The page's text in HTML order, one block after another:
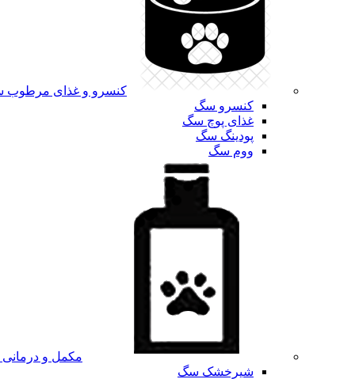
کنسرو و غذای
کنسرو سگ
غذای پوچ سگ
پودینگ سگ
ووم سگ
مکمل و
شیرخشک سگ